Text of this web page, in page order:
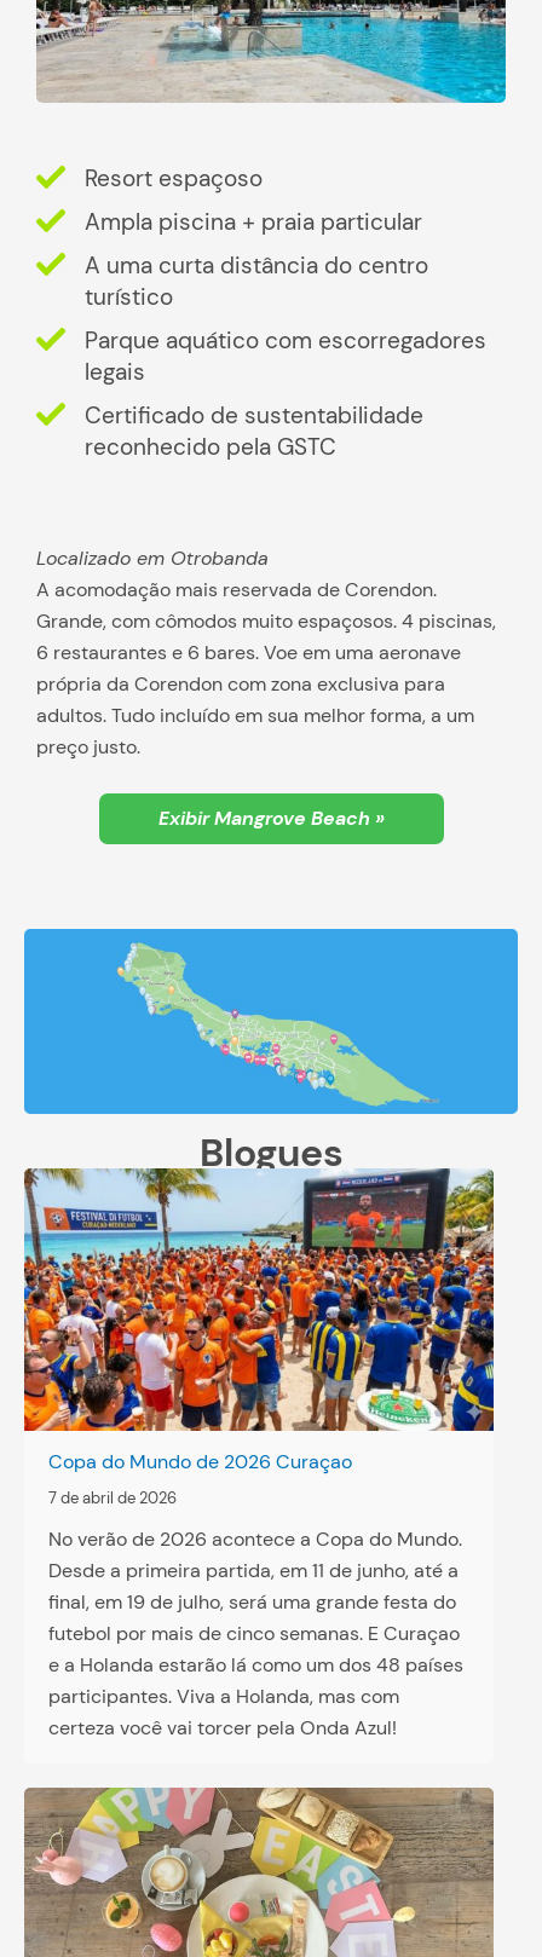
Resort espaçoso
Ampla piscina + praia particular
A uma curta distância do centro
turístico
Parque aquático com escorregadores
legais
Certificado de sustentabilidade
reconhecido pela GSTC
Localizado em Otrobanda
A acomodação mais reservada de Corendon.
Grande, com cômodos muito espaçosos. 4 piscinas,
6 restaurantes e 6 bares. Voe em uma aeronave
própria da Corendon com zona exclusiva para
adultos. Tudo incluído em sua melhor forma, a um
preço justo.
Exibir Mangrove Beach »
Blogues
Copa do Mundo de 2026 Curaçao
7 de abril de 2026
No verão de 2026 acontece a Copa do Mundo.
Desde a primeira partida, em 11 de junho, até a
final, em 19 de julho, será uma grande festa do
futebol por mais de cinco semanas. E Curaçao
e a Holanda estarão lá como um dos 48 países
participantes. Viva a Holanda, mas com
certeza você vai torcer pela Onda Azul!